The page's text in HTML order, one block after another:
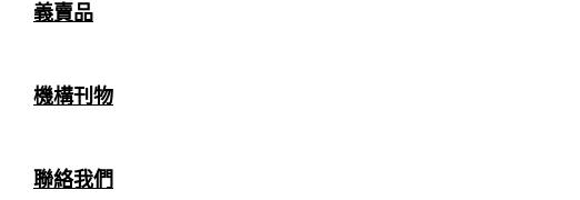
義賣品
機構刊物
聯絡我們